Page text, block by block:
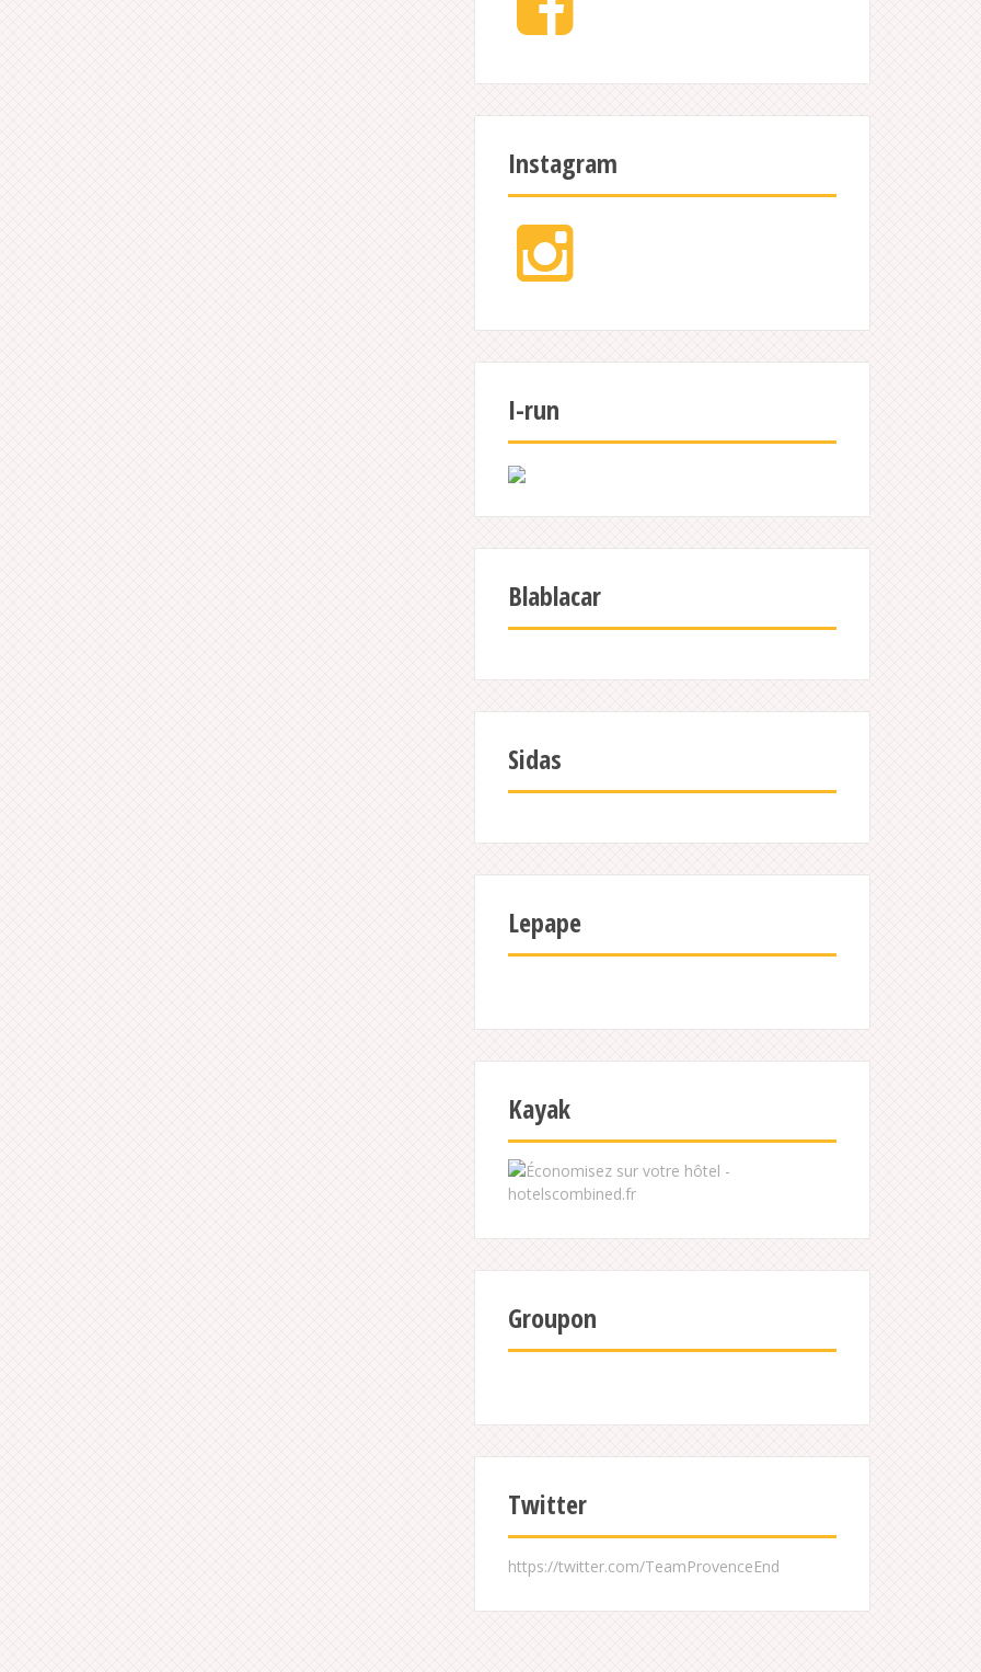
Instagram
Instagram
I-run
Blablacar
Sidas
Lepape
Kayak
Groupon
Twitter
https://twitter.com/TeamProvenceEnd